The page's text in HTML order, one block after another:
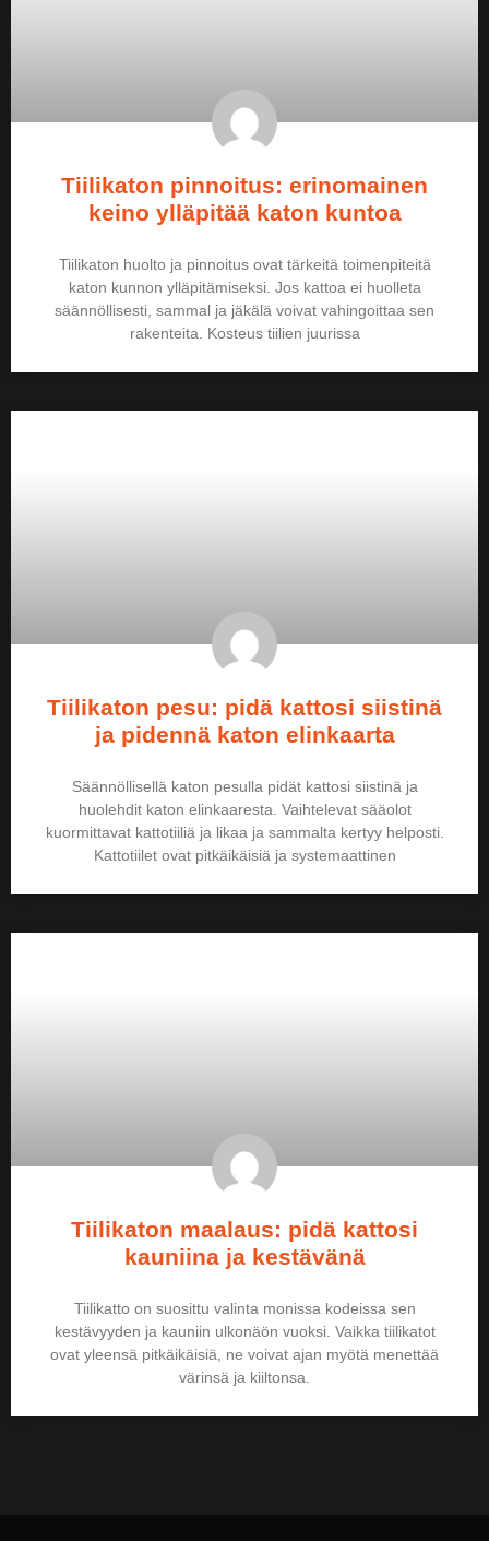
Tiilikaton pinnoitus: erinomainen
keino ylläpitää katon kuntoa
Tiilikaton huolto ja pinnoitus ovat tärkeitä toimenpiteitä
katon kunnon ylläpitämiseksi. Jos kattoa ei huolleta
säännöllisesti, sammal ja jäkälä voivat vahingoittaa sen
rakenteita. Kosteus tiilien juurissa
Tiilikaton pesu: pidä kattosi siistinä
ja pidennä katon elinkaarta
Säännöllisellä katon pesulla pidät kattosi siistinä ja
huolehdit katon elinkaaresta. Vaihtelevat sääolot
kuormittavat kattotiiliä ja likaa ja sammalta kertyy helposti.
Kattotiilet ovat pitkäikäisiä ja systemaattinen
Tiilikaton maalaus: pidä kattosi
kauniina ja kestävänä
Tiilikatto on suosittu valinta monissa kodeissa sen
kestävyyden ja kauniin ulkonäön vuoksi. Vaikka tiilikatot
ovat yleensä pitkäikäisiä, ne voivat ajan myötä menettää
värinsä ja kiiltonsa.